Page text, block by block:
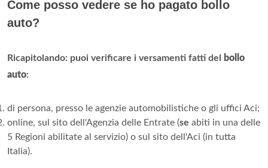
Come posso vedere se ho pagato bollo
auto?
Ricapitolando: puoi verificare i versamenti fatti del
bollo
auto:
di persona, presso le agenzie automobilistiche o gli uffici Aci;
online, sul sito dell'Agenzia delle Entrate (se abiti in una delle
5 Regioni abilitate al servizio) o sul sito dell'Aci (in tutta
Italia).